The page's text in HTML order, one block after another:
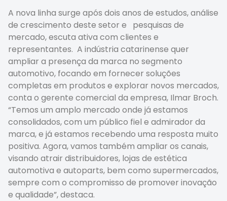
A nova linha surge após dois anos de estudos, análise
de crescimento deste setor e pesquisas de
mercado, escuta ativa com clientes e
representantes. A indústria catarinense quer
ampliar a presença da marca no segmento
automotivo, focando em fornecer soluções
completas em produtos e explorar novos mercados,
conta o gerente comercial da empresa, Ilmar Broch.
“Temos um amplo mercado onde já estamos
consolidados, com um público fiel e admirador da
marca, e já estamos recebendo uma resposta muito
positiva. Agora, vamos também ampliar os canais,
visando atrair distribuidores, lojas de estética
automotiva e autoparts, bem como supermercados,
sempre com o compromisso de promover inovação
e qualidade”, destaca.